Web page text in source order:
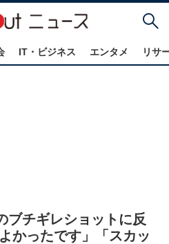
IT・ビジネス エンタメ リサ
ブチギレショットに反
かったです」「スカッ